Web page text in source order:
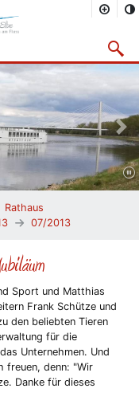
Rathaus
07/2013
Sport und Matthias
Frank Schütze und
den beliebten Tieren
für die
Unternehmen. Und
freuen, denn: "Wir
Danke für dieses